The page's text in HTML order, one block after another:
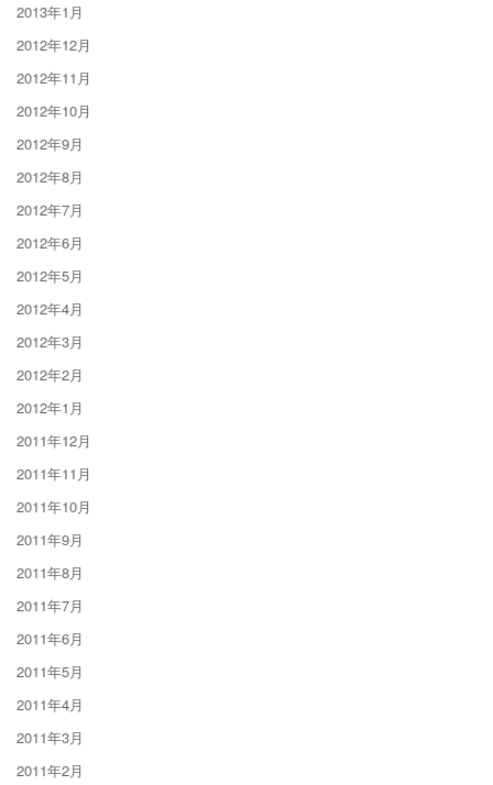
2013年1月
2012年12月
2012年11月
2012年10月
2012年9月
2012年8月
2012年7月
2012年6月
2012年5月
2012年4月
2012年3月
2012年2月
2012年1月
2011年12月
2011年11月
2011年10月
2011年9月
2011年8月
2011年7月
2011年6月
2011年5月
2011年4月
2011年3月
2011年2月